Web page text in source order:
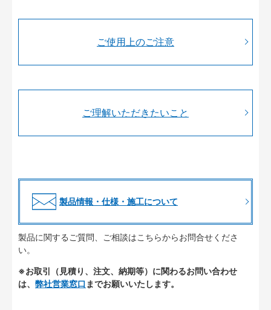
ご使用上のご注意
ご理解いただきたいこと
製品情報・仕様・施工について
製品に関するご質問、ご相談はこちらからお問合せくださ
い。
※お取引（見積り、注文、納期等）に関わるお問い合わせ
は、 弊社営業窓口 までお願いいたします。